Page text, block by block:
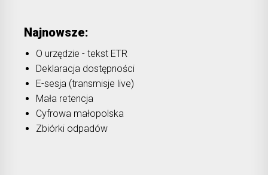
Najnowsze:
O urzędzie - tekst ETR
Deklaracja dostępności
E-sesja (transmisje live)
Mała retencja
Cyfrowa małopolska
Zbiórki odpadów